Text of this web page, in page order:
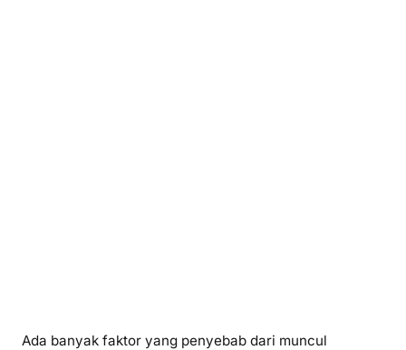
Ada banyak faktor yang penyebab dari muncul